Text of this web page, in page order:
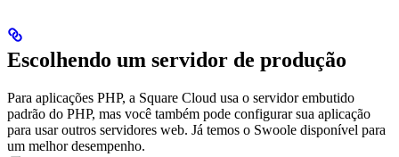
Escolhendo um servidor de produção
Para aplicações PHP, a Square Cloud usa o servidor embutido
padrão do PHP, mas você também pode configurar sua aplicação
para usar outros servidores web. Já temos o Swoole disponível para
um melhor desempenho.